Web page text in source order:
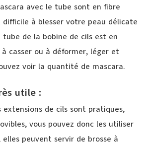
avec le tube sont en fibre
à blesser votre peau délicate
de la bobine de cils est en
casser ou à déformer, léger et
voir la quantité de mascara.
utile :
extensions de cils sont pratiques,
vous pouvez donc les utiliser
peuvent servir de brosse à